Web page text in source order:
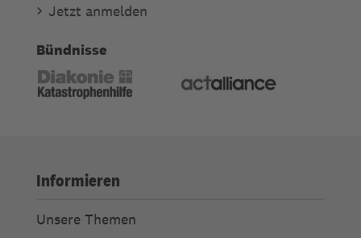
Jetzt anmelden
Bündnisse
Informieren
Unsere Themen